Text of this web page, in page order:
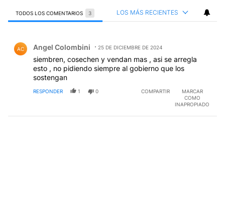
TODOS LOS COMENTARIOS 3 LOS MÁS RECIENTES
AC Angel Colombini 25 DE DICIEMBRE DE 2024
siembren, cosechen y vendan mas , asi se arregla
esto , no pidiendo siempre al gobierno que los
sostengan
RESPONDER 1 0 COMPARTIR
MARCAR
COMO
INAPROPIADO